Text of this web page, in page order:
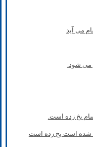
می آید
می شود.
یخ زده است.
شده است یخ زده است